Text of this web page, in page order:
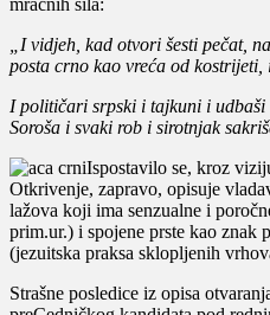
mračnih sila:
„I vidjeh, kad otvori šesti pečat,
posta crno kao vreća od kostrijeti,
I političari srpski i tajkuni i udbaši
Soroša i svaki rob i sirotnjak
Ispostavilo se, kroz
Otkrivenje, zapravo, opisuje
lažova koji ima senzualne i
prim.ur.) i spojene prste kao znak
(jezuitska praksa sklopljenih
Strašne posledice iz opisa